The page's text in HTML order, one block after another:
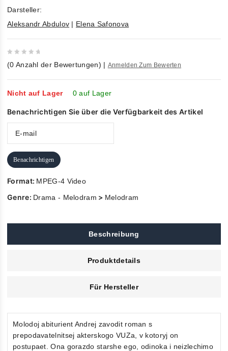
Darsteller:
Aleksandr Abdulov | Elena Safonova
out
of
5
(0 Anzahl der Bewertungen) | Anmelden Zum Bewerten
Nicht auf Lager 0 auf Lager
Benachrichtigen Sie über die Verfügbarkeit des Artikel
Benachrichtigen
Format: MPEG-4 Video
Genre: Drama - Melodram > Melodram
Beschreibung
Produktdetails
Für Hersteller
Molodoj abiturient Andrej zavodit roman s
prepodavatelnitsej akterskogo VUZa, v kotoryj on
postupaet. Ona gorazdo starshe ego, odinoka i neizlechimo